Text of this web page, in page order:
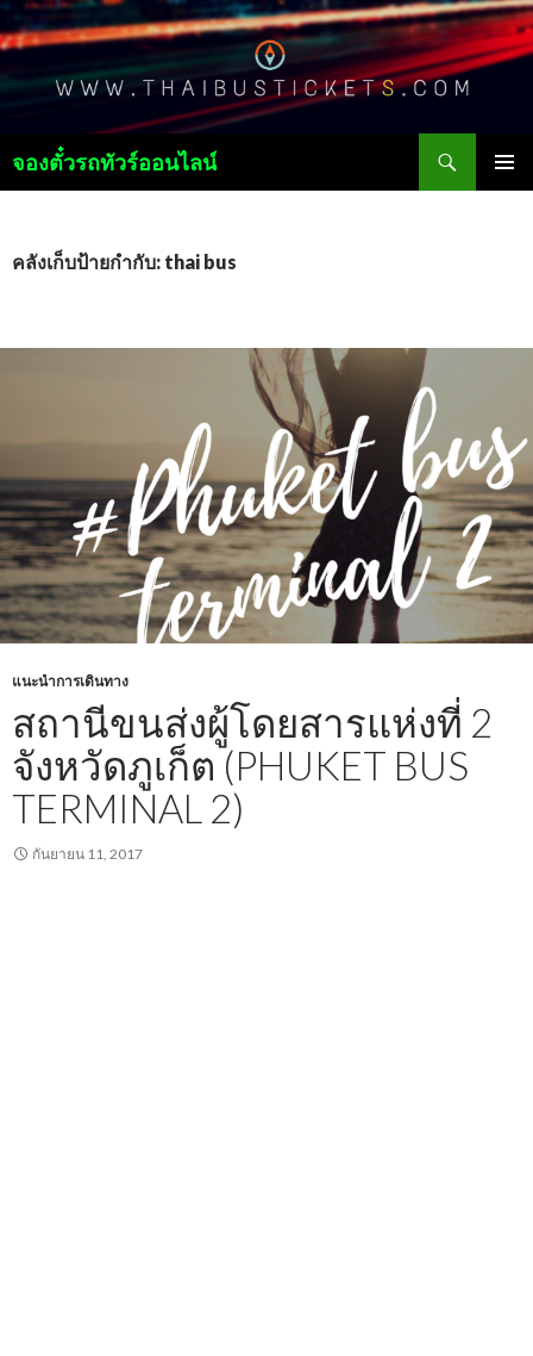
จองตั๋วรถทัวร์ออนไลน์
เนื้อหา
คลังเก็บป้ายกำกับ: thai bus
แนะนำการเดินทาง
สถานีขนส่งผู้โดยสารแห่งที่ 2
จังหวัดภูเก็ต (PHUKET BUS
TERMINAL 2)
กันยายน 11, 2017